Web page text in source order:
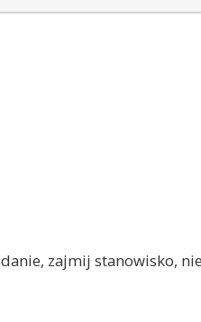
zajmij stanowisko,